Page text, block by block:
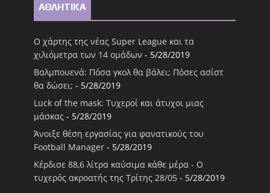
ΑΘΛΗΤΙΚΑ
Ο χάρτης της νέας Super League και τα
χιλιόμετρα των 14 ομάδων - 5/28/2019
Βαλμπουενά: Πόσα γκολ θα βάλει; Πόσες ασίστ
θα δώσει; - 5/28/2019
Luck of the mask: Τυχεροί και άτυχοι μιας
μάσκας - 5/28/2019
Άνοιξε θέση εργασίας για φανατικούς του
Football Μanager - 5/28/2019
Κέρδισε 88,6 λίτρα καύσιμα κάθε μέρα - Ο
τυχερός ακροατής της Τρίτης 28/05 - 5/28/2019